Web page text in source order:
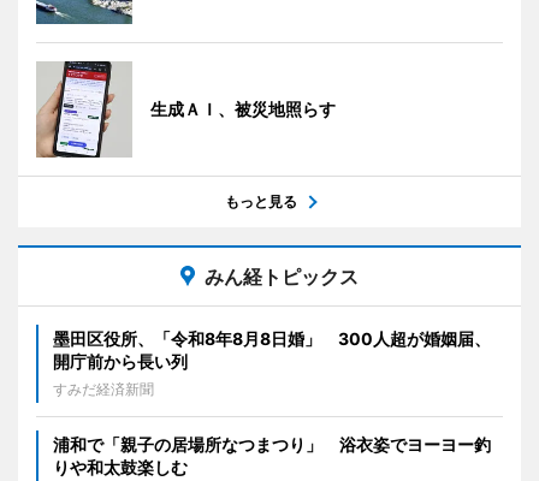
生成ＡＩ、被災地照らす
もっと見る
みん経トピックス
墨田区役所、「令和8年8月8日婚」 300人超が婚姻届、
開庁前から長い列
すみだ経済新聞
浦和で「親子の居場所なつまつり」 浴衣姿でヨーヨー釣
りや和太鼓楽しむ